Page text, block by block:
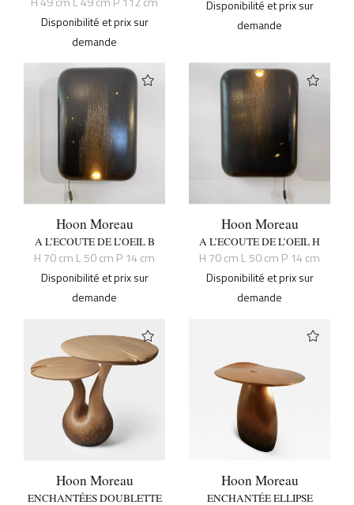
Disponibilité et prix sur
demande
Disponibilité et prix sur
demande
Hoon Moreau
A L’ECOUTE DE L’OEIL B
H 70 cm L 50 cm P 14 cm
Disponibilité et prix sur
demande
Hoon Moreau
A L’ECOUTE DE L’OEIL H
H 70 cm L 50 cm P 14 cm
Disponibilité et prix sur
demande
Hoon Moreau
ENCHANTÉES DOUBLETTE
Hoon Moreau
ENCHANTÉE ELLIPSE